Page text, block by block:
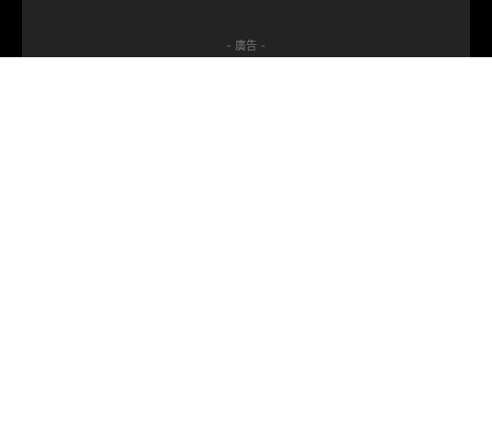
- 廣告 -